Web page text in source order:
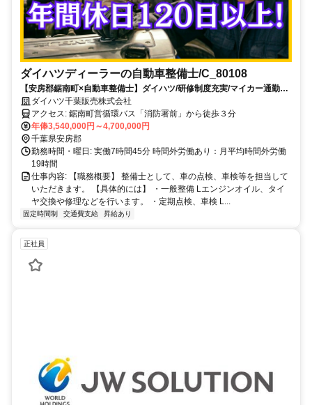
ダイハツディーラーの自動車整備士/C_80108
【安房郡鋸南町×自動車整備士】ダイハツ/研修制度充実/マイカー通勤
OK/充実の福利厚生
ダイハツ千葉販売株式会社
アクセス: 鋸南町営循環バス「消防署前」から徒歩３分
年俸3,540,000円～4,700,000円
千葉県安房郡
勤務時間・曜日: 実働7時間45分 時間外労働あり：月平均時間外労働
19時間
仕事内容: 【職務概要】 整備士として、車の点検、車検等を担当して
いただきます。 【具体的には】 ・一般整備 Lエンジンオイル、タイ
ヤ交換や修理などを行います。 ・定期点検、車検 L...
固定時間制 交通費支給 昇給あり
正社員